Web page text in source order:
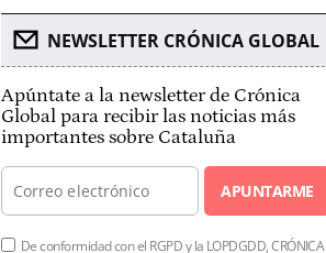
NEWSLETTER CRÓNICA GLOBAL
Apúntate a la newsletter de Crónica
Global para recibir las noticias más
importantes sobre Cataluña
APUNTARME
De conformidad con el RGPD y la LOPDGDD, CRÓNICA